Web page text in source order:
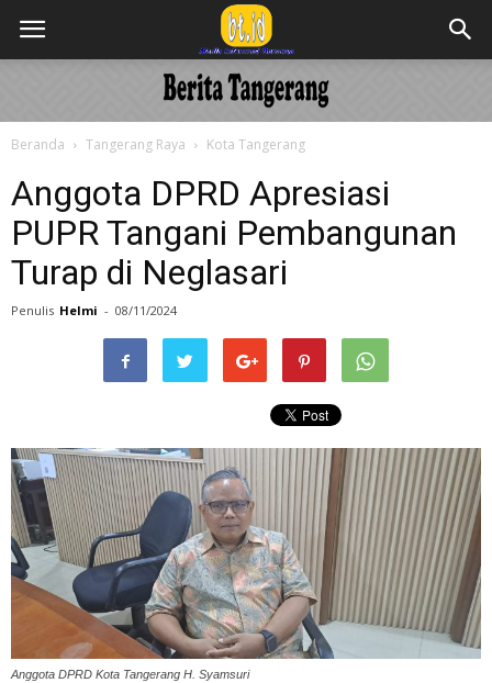
Beranda Tangerang Raya Kota Tangerang
Anggota DPRD Apresiasi
PUPR Tangani Pembangunan
Turap di Neglasari
Penulis Helmi - 08/11/2024
Anggota DPRD Kota Tangerang H. Syamsuri